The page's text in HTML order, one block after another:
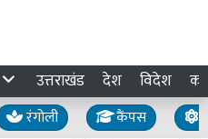
उत्तराखंड देश विदेश
रंगोली कैंपस